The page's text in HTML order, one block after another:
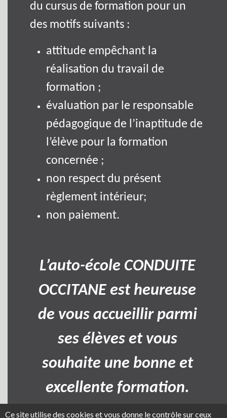
Ce site utilise des cookies et vous donne le contrôle sur ceux
du cursus de formation pour un
des motifs suivants :
attitude empêchant la
réalisation du travail de
formation ;
évaluation par le responsable
pédagogique de l’inaptitude de
l’élève pour la formation
concernée ;
non respect du présent
règlement intérieur;
non paiement.
L’auto-école CONDUITE
OCCITANE est heureuse
de vous accueillir parmi
ses élèves et vous
souhaite une bonne et
excellente formation.